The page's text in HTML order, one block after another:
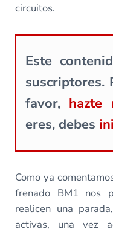
circuitos.
Este
suscriptores.
favor, hazte
eres, debes
Como ya
frenado BM1 nos
realicen una
activas, una vez